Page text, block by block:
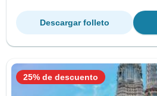
Descargar folleto
25% de descuento